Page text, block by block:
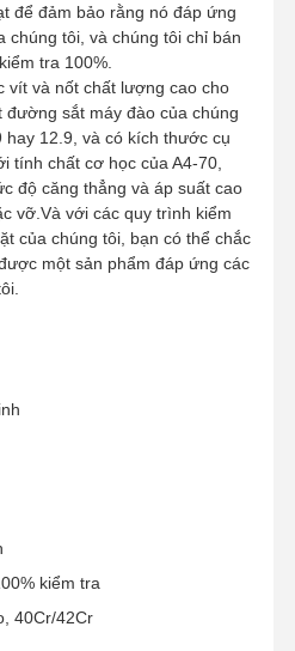
để đảm bảo rằng nó đáp ứng
chúng tôi, và chúng tôi chỉ bán
tra 100%.
vít và nốt chất lượng cao cho
đường sắt máy đào của chúng
hay 12.9, và có kích thước cụ
tính chất cơ học của A4-70,
độ căng thẳng và áp suất cao
vỡ.Và với các quy trình kiểm
của chúng tôi, bạn có thể chắc
một sản phẩm đáp ứng các
kiểm tra
40Cr/42Cr